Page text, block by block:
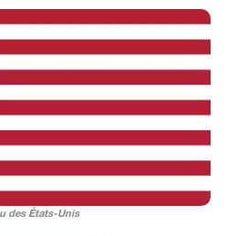
des États-Unis